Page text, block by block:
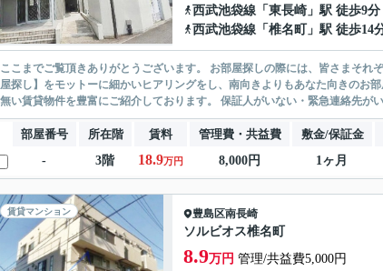
西武池袋線 「 東長崎 」駅 徒歩9分
西武池袋線 「 椎名町 」駅 徒歩14
ここまでご覧頂きありがとうございます。 お部屋探しの際には、皆さまそれぞれこだわりの条件があると思いますが、当社では【あなたに１番のお部
屋探し】をモットーに細かいヒアリングをし、南向きよりもあなた向きのお部屋をご提案いたします。 シングル
無い賃貸物件を豊富にご紹介しております。 保証
部屋番号 所在階 賃料 管理費・共益費 敷金/保証金
-
3階 18.9万円 8,000円 1ヶ月
賃貸マンション 豊島区南長崎
ソルビオス椎名町
8.9万円 管理/共益費5,000円